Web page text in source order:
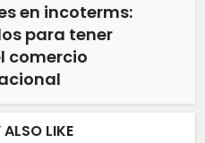
en incoterms:
para tener
comercio
LIKE